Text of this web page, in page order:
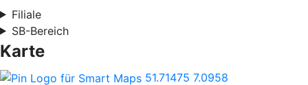
Filiale
SB-Bereich
Karte
51.71475 7.0958